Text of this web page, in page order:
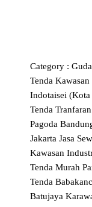
Category :
Tenda Kawasan
Indotaisei
Tenda
Pagoda
JakartaJasa
Kawasan
Tenda Murah
Tenda
Batujaya